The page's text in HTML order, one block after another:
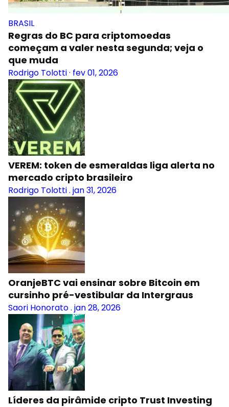
BRASIL
Regras do BC para criptomoedas
começam a valer nesta segunda; veja o
que muda
Rodrigo Tolotti· fev 01, 2026
VEREM: token de esmeraldas liga alerta no
mercado cripto brasileiro
Rodrigo Tolotti. jan 31, 2026
OranjeBTC vai ensinar sobre Bitcoin em
cursinho pré-vestibular da Intergraus
Saori Honorato. jan 28, 2026
Líderes da pirâmide cripto Trust Investing